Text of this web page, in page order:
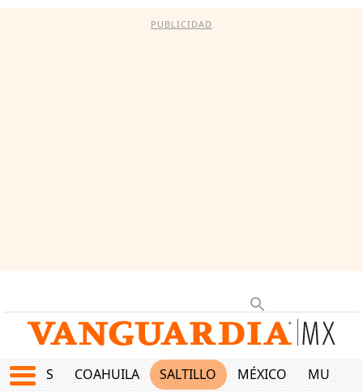
PUBLICIDAD
JUEGOS COAHUILA SALTILLO MÉXICO MUNDO